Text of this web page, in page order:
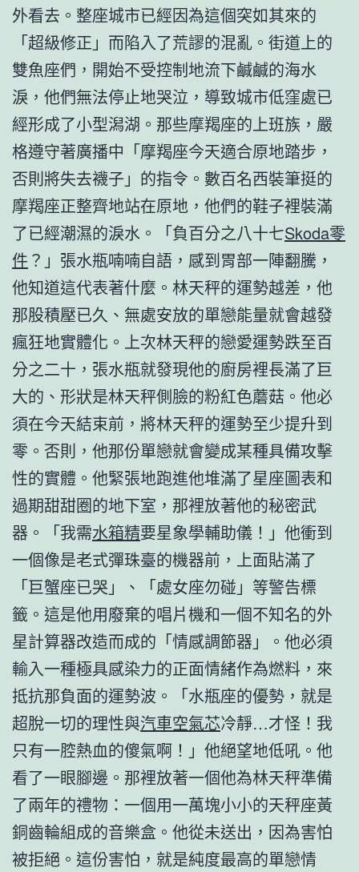
外看去。整座城市已經因為這個突如其來的
「超級修正」而陷入了荒謬的混亂。街道上的
雙魚座們，開始不受控制地流下鹹鹹的海水
淚，他們無法停止地哭泣，導致城市低窪處已
經形成了小型潟湖。那些摩羯座的上班族，嚴
格遵守著廣播中「摩羯座今天適合原地踏步，
否則將失去襪子」的指令。數百名西裝筆挺的
摩羯座正整齊地站在原地，他們的鞋子裡裝滿
了已經潮濕的淚水。「負百分之八十七Skoda零
件 ？」張水瓶喃喃自語，感到胃部一陣翻騰，
他知道這代表著什麼。林天秤的運勢越差，他
那股積壓已久、無處安放的單戀能量就會越發
瘋狂地實體化。上次林天秤的戀愛運勢跌至百
分之二十，張水瓶就發現他的廚房裡長滿了巨
大的、形狀是林天秤側臉的粉紅色蘑菇。他必
須在今天結束前，將林天秤的運勢至少提升到
零。否則，他那份單戀就會變成某種具備攻擊
性的實體。他緊張地跑進他堆滿了星座圖表和
過期甜甜圈的地下室，那裡放著他的秘密武
器。「我需水箱精要星象學輔助儀！」他衝到
一個像是老式彈珠臺的機器前，上面貼滿了
「巨蟹座已哭」、「處女座勿碰」等警告標
籤。這是他用廢棄的唱片機和一個不知名的外
星計算器改造而成的「情感調節器」。他必須
輸入一種極具感染力的正面情緒作為燃料，來
抵抗那負面的運勢波。「水瓶座的優勢，就是
超脫一切的理性與汽車空氣芯冷靜…才怪！我
只有一腔熱血的傻氣啊！」他絕望地低吼。他
看了一眼腳邊。那裡放著一個他為林天秤準備
了兩年的禮物：一個用一萬塊小小的天秤座黃
銅齒輪組成的音樂盒。他從未送出，因為害怕
被拒絕。這份害怕，就是純度最高的單戀情